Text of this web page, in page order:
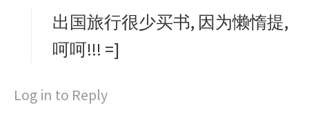
s
:
出国旅行很少买书, 因为懒惰提,
呵呵!!! =]
Log in to Reply